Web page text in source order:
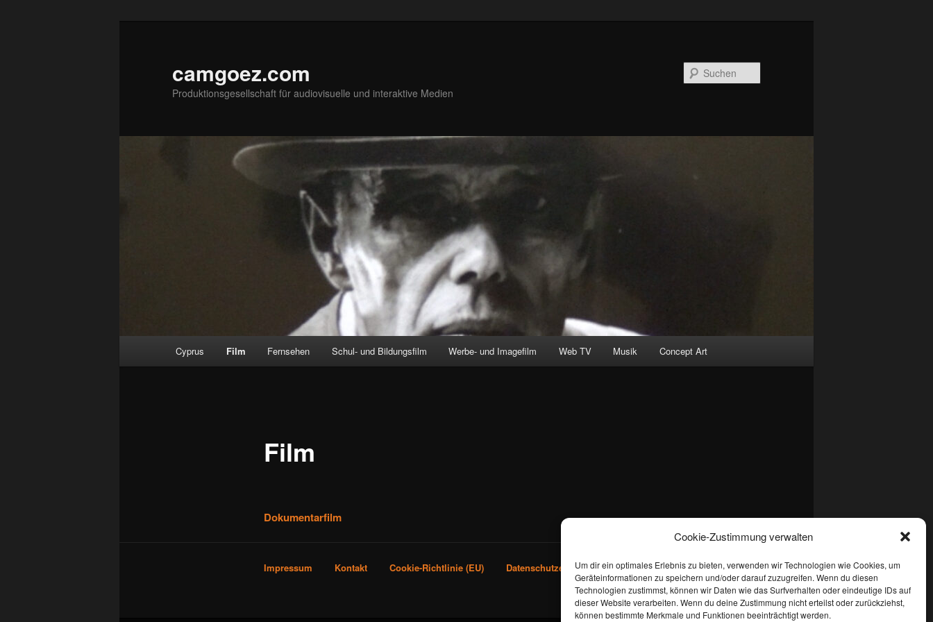
Cookie-Zustimmung verwalten
Um dir ein optimales Erlebnis zu bieten, verwenden wir Technologien wie Cookies, um
Geräteinformationen zu speichern und/oder darauf zuzugreifen. Wenn du diesen
Technologien zustimmst, können wir Daten wie das Surfverhalten oder eindeutige IDs auf
dieser Website verarbeiten. Wenn du deine Zustimmung nicht erteilst oder zurückziehst,
können bestimmte Merkmale und Funktionen beeinträchtigt werden.
camgoez.com
Produktionsgesellschaft für audiovisuelle und interaktive Medien
Cyprus Film Fernsehen Schul- und Bildungsfilm Werbe- und Imagefilm Web TV Musik Concept Art
Film
Dokumentarfilm
Impressum Kontakt Cookie-Richtlinie (EU) Datenschutzerklärung